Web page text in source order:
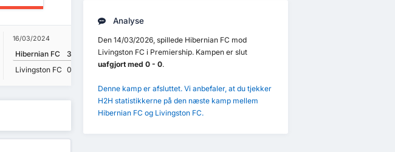
16/03/2024
Hibernian FC
3
Livingston FC 0
09/12/2023
Livingston FC 0
Hibernian FC
1
26/08/2023
Hibernian FC
2
Analyse
Den 14/03/2026, spillede Hibernian FC mod
Livingston FC i Premiership. Kampen er slut
uafgjort med 0 - 0.
Denne kamp er afsluttet. Vi anbefaler, at du tjekker
H2H statistikkerne på den næste kamp mellem
Hibernian FC og Livingston FC.